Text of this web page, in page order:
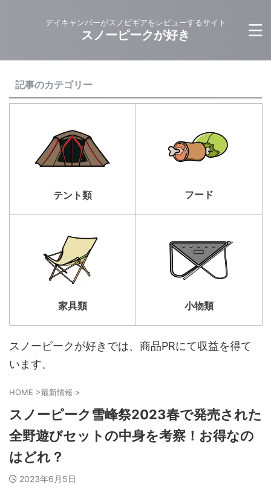
デイキャンパーがスノピギアをレビューするサイト
スノーピークが好き
記事のカテゴリー
テント類 フード
家具類 小物類
スノーピークが好きでは、商品PRにて収益を得て
います。
HOME >最新情報 >
スノーピーク雪峰祭2023春で発売された
全野遊びセットの中身を考察！お得なの
はどれ？
2023年6月5日